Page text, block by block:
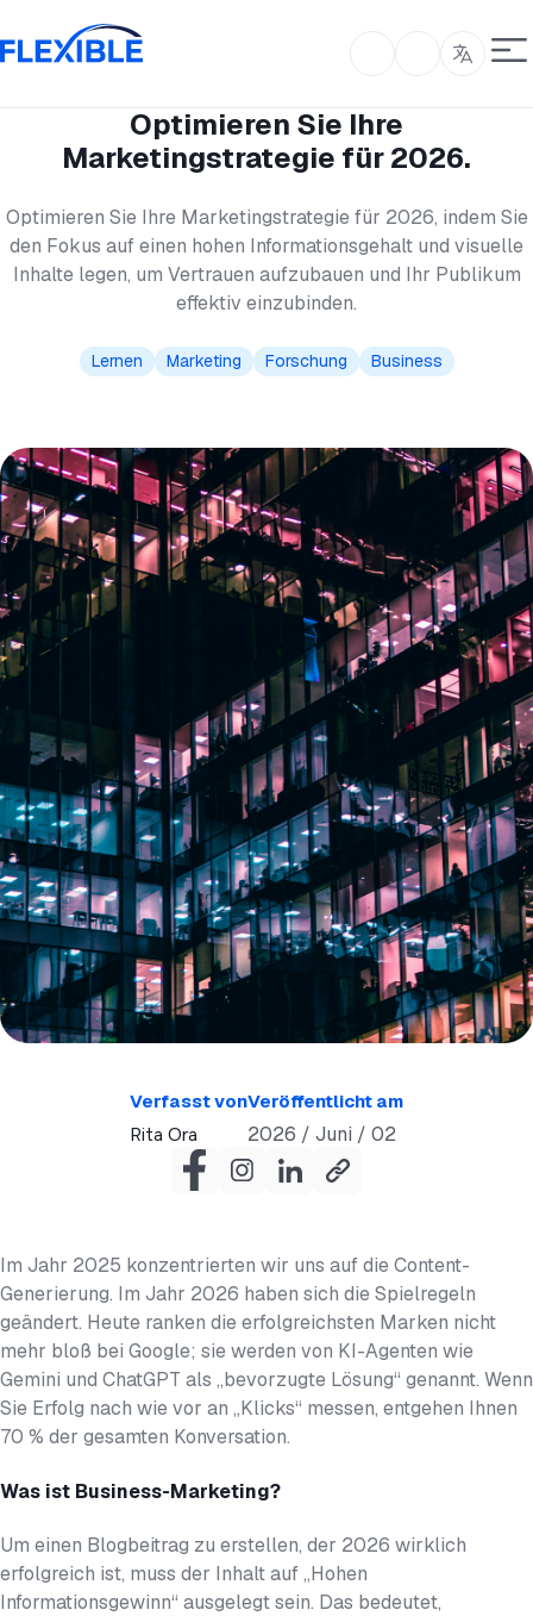
Optimieren Sie Ihre
Marketingstrategie für 2026.
Optimieren Sie Ihre Marketingstrategie für 2026, indem Sie
den Fokus auf einen hohen Informationsgehalt und visuelle
Inhalte legen, um Vertrauen aufzubauen und Ihr Publikum
effektiv einzubinden.
Lernen Marketing Forschung Business
Verfasst von
Rita Ora
Veröffentlicht am
2026 / Juni / 02
Im Jahr 2025 konzentrierten wir uns auf die Content-
Generierung. Im Jahr 2026 haben sich die Spielregeln
geändert. Heute ranken die erfolgreichsten Marken nicht
mehr bloß bei Google; sie werden von KI-Agenten wie
Gemini und ChatGPT als „bevorzugte Lösung“ genannt. Wenn
Sie Erfolg nach wie vor an „Klicks“ messen, entgehen Ihnen
70 % der gesamten Konversation.
Was ist Business-Marketing?
Um einen Blogbeitrag zu erstellen, der 2026 wirklich
erfolgreich ist, muss der Inhalt auf „Hohen
Informationsgewinn“ ausgelegt sein. Das bedeutet,